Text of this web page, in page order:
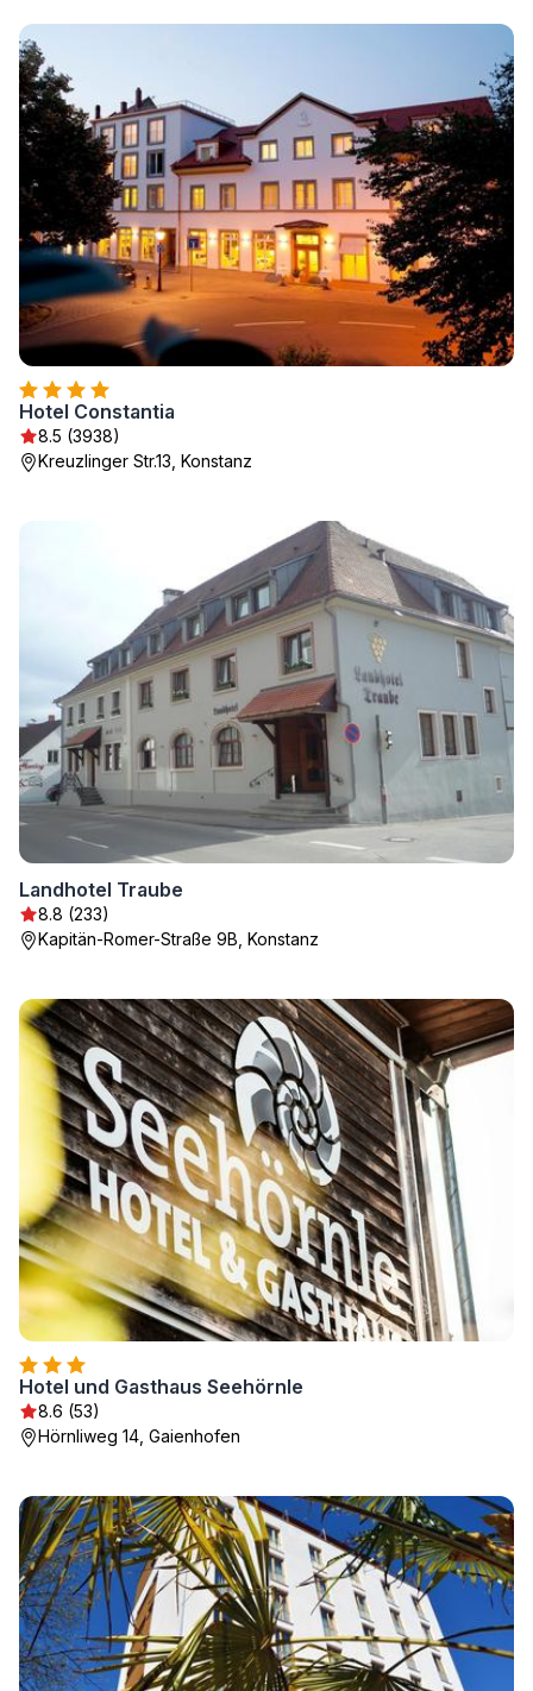
Hotel Constantia
8.5 (3938)
Kreuzlinger Str.13, Konstanz
Landhotel Traube
8.8 (233)
Kapitän-Romer-Straße 9B, Konstanz
Hotel und Gasthaus Seehörnle
8.6 (53)
Hörnliweg 14, Gaienhofen